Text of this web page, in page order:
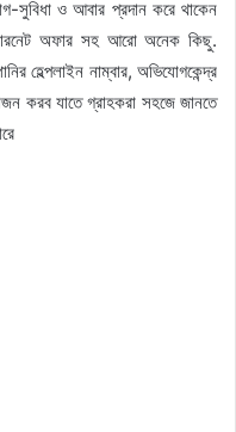
সুবিধা ও আবার প্রদান করে থাকেন
অফার সহ আরো অনেক কিছু.
হেল্পলাইন নাম্বার, অভিযোগকেন্দ্র
করব যাতে গ্রাহকরা সহজে জানতে